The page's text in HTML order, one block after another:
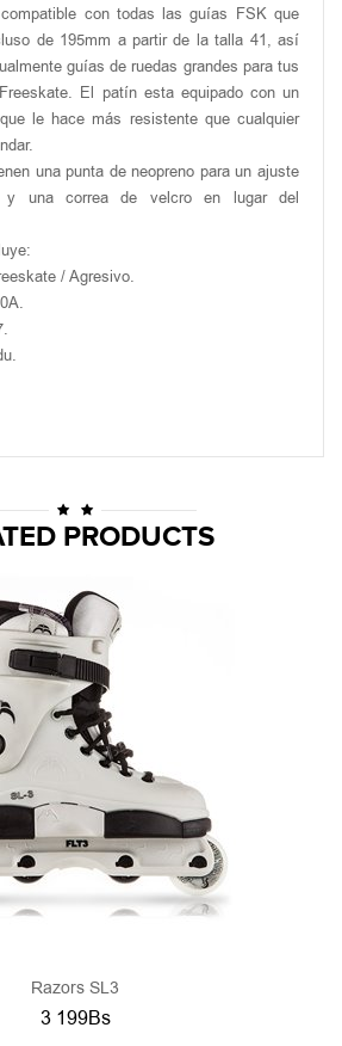
con todas las guías FSK que
de 195mm a partir de la talla 41, así
guías de ruedas grandes para tus
El patín esta equipado con un
le hace más resistente que cualquier
una punta de neopreno para un ajuste
y una correa de velcro en lugar del
/ Agresivo.
PRODUCTS
Razors SL3
3 199Bs